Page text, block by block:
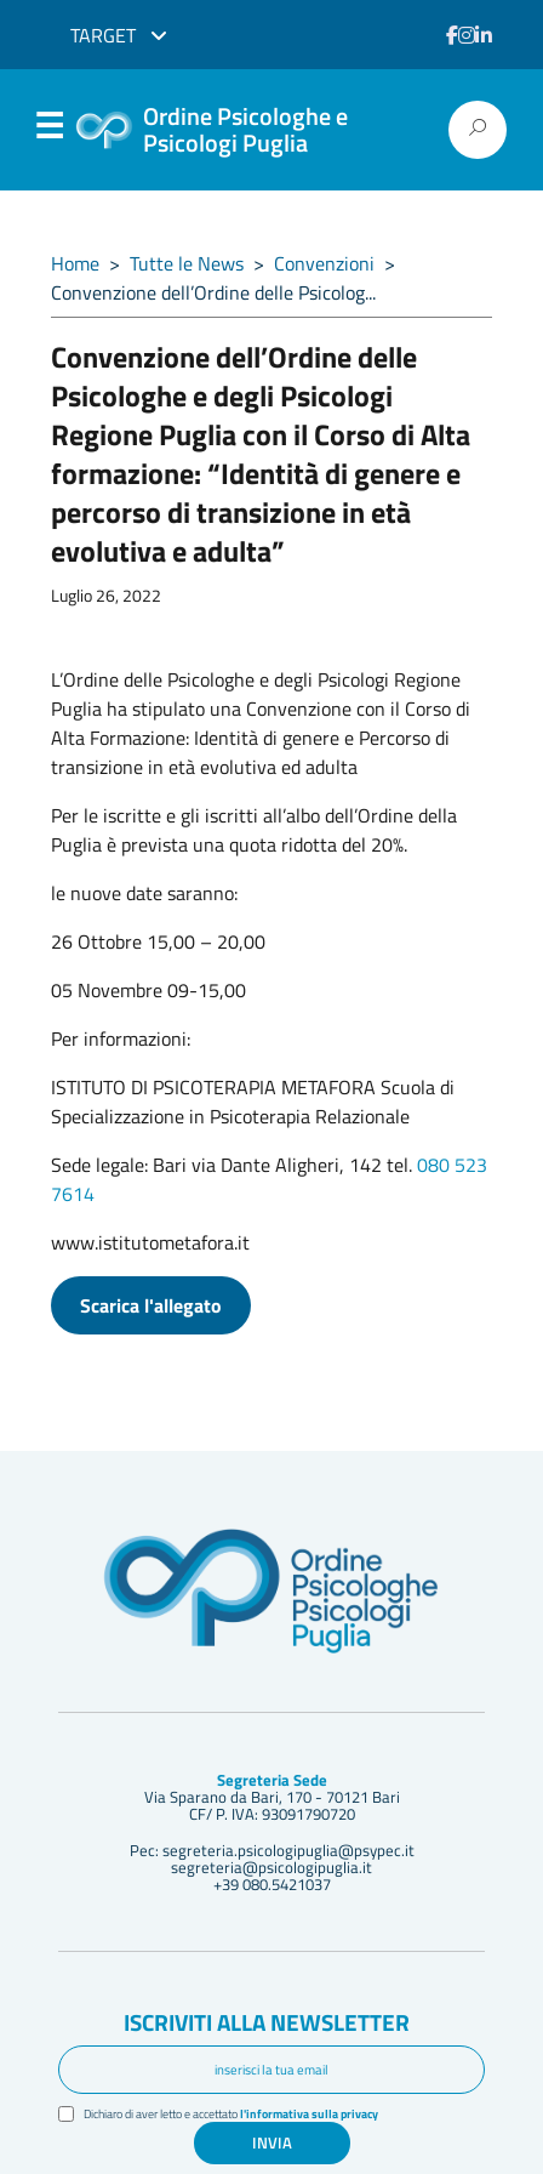
TARGET
Ordine Psicologhe e
Psicologi Puglia
Home > Tutte le News > Convenzioni >
Convenzione dell’Ordine delle Psicolog...
Convenzione dell’Ordine delle
Psicologhe e degli Psicologi
Regione Puglia con il Corso di Alta
formazione: “Identità di genere e
percorso di transizione in età
evolutiva e adulta”
Luglio 26, 2022
L’Ordine delle Psicologhe e degli Psicologi Regione
Puglia ha stipulato una Convenzione con il Corso di
Alta Formazione: Identità di genere e Percorso di
transizione in età evolutiva ed adulta
Per le iscritte e gli iscritti all’albo dell’Ordine della
Puglia è prevista una quota ridotta del 20%.
le nuove date saranno:
26 Ottobre 15,00 – 20,00
05 Novembre 09-15,00
Per informazioni:
ISTITUTO DI PSICOTERAPIA METAFORA Scuola di
Specializzazione in Psicoterapia Relazionale
Sede legale: Bari via Dante Aligheri, 142 tel.080 523
7614
www.istitutometafora.it
Scarica l'allegato
Segreteria Sede
Via Sparano da Bari, 170 - 70121 Bari
CF/ P. IVA: 93091790720
Pec: segreteria.psicologipuglia@psypec.it
segreteria@psicologipuglia.it
+39 080.5421037
ISCRIVITI ALLA NEWSLETTER
Dichiaro di aver letto e accettatol'informativa sulla privacy
INVIA